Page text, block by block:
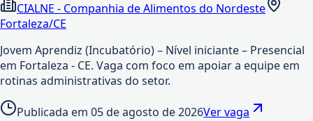
CIALNE - Companhia de Alimentos do Nordeste
Fortaleza/CE
Jovem Aprendiz (Incubatório) – Nível iniciante – Presencial
em Fortaleza - CE. Vaga com foco em apoiar a equipe em
rotinas administrativas do setor.
Publicada em 05 de agosto de 2026Ver vaga